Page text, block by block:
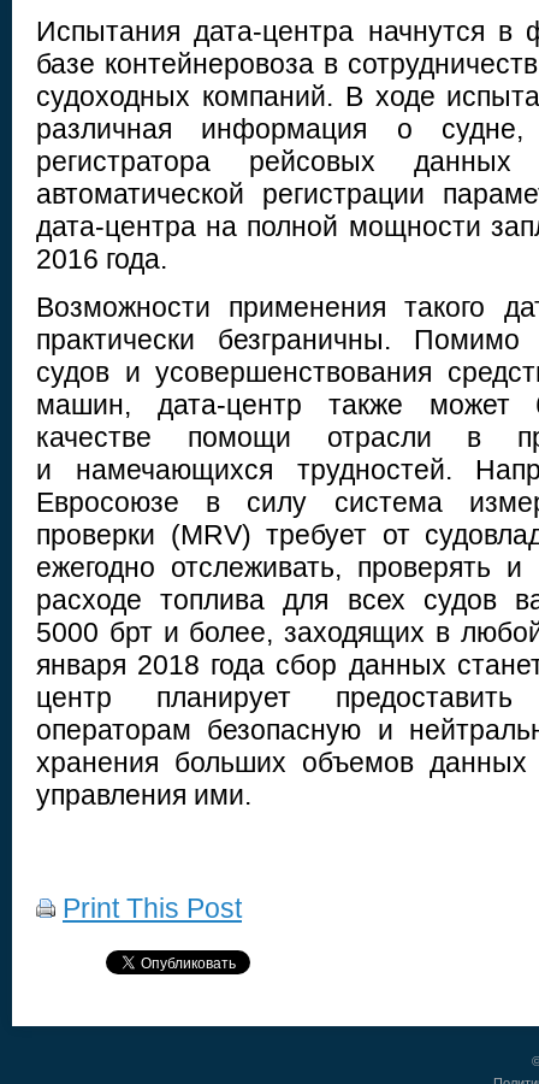
Испытания дата-центра начнутся в
базе контейнеровоза в
судоходных компаний. В ходе
различная информация о
регистратора рейсовых
автоматической регистрации
дата-центра на полной мощности
2016 года.
Возможности применения такого
практически безграничны.
судов и усовершенствования
машин, дата-центр также может
качестве помощи отрасли в
и намечающихся трудностей.
Евросоюзе в силу система
проверки (MRV) требует от
ежегодно отслеживать, проверять и
расходе топлива для всех судов
5000 брт и более, заходящих в
января 2018 года сбор данных
центр планирует
операторам безопасную и
хранения больших объемов
управления ими.
Print This Post